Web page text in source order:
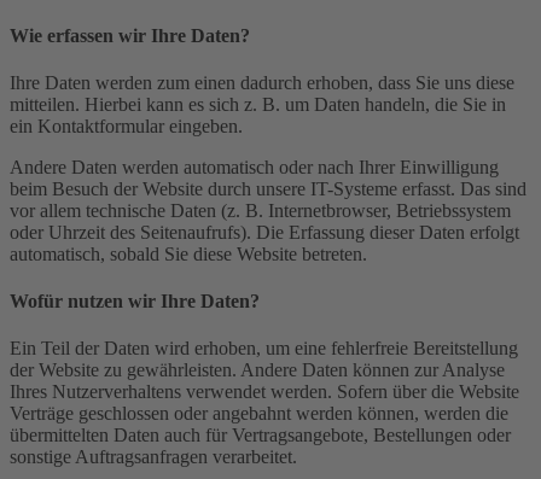
Wie erfassen wir Ihre Daten?
Ihre Daten werden zum einen dadurch erhoben, dass Sie uns diese
mitteilen. Hierbei kann es sich z. B. um Daten handeln, die Sie in
ein Kontaktformular eingeben.
Andere Daten werden automatisch oder nach Ihrer Einwilligung
beim Besuch der Website durch unsere IT-Systeme erfasst. Das sind
vor allem technische Daten (z. B. Internetbrowser, Betriebssystem
oder Uhrzeit des Seitenaufrufs). Die Erfassung dieser Daten erfolgt
automatisch, sobald Sie diese Website betreten.
Wofür nutzen wir Ihre Daten?
Ein Teil der Daten wird erhoben, um eine fehlerfreie Bereitstellung
der Website zu gewährleisten. Andere Daten können zur Analyse
Ihres Nutzerverhaltens verwendet werden. Sofern über die Website
Verträge geschlossen oder angebahnt werden können, werden die
übermittelten Daten auch für Vertragsangebote, Bestellungen oder
sonstige Auftragsanfragen verarbeitet.